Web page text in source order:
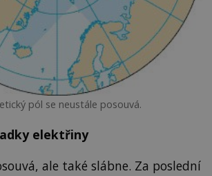
pól se neustále posouvá.
elektřiny
ale také slábne. Za poslední